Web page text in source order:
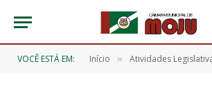
VOCÊ ESTÁ EM: Início » Atividades